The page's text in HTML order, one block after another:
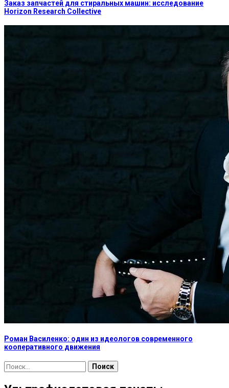
Заказ запчастей для стиральных машин: исследование
Horizon Research Collective
Роман Василенко: один из идеологов современного
кооперативного движения
Найти: